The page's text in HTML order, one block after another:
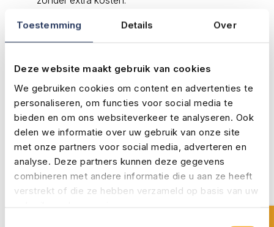
Toestemming Details Over
Deze website maakt gebruik van cookies
We gebruiken cookies om content en advertenties te
personaliseren, om functies voor social media te
bieden en om ons websiteverkeer te analyseren. Ook
delen we informatie over uw gebruik van onze site
met onze partners voor social media, adverteren en
analyse. Deze partners kunnen deze gegevens
combineren met andere informatie die u aan ze heeft
verstrekt of die ze hebben verzameld op basis van uw
Advies dat verder gaat dan alleen premie
We kijken vooral naar wat écht belangrijk is:
Bootverzekeringen vergelijken
Voor welke boten kun